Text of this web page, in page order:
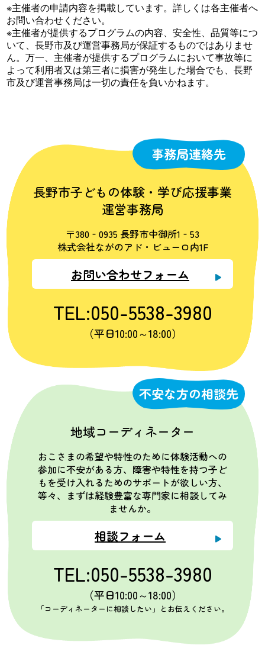
※主催者の申請内容を掲載しています。詳しくは各主催者へ
お問い合わせください。
※主催者が提供するプログラムの内容、安全性、品質等につ
いて、長野市及び運営事務局が保証するものではありませ
ん。万一、主催者が提供するプログラムにおいて事故等に
よって利用者又は第三者に損害が発生した場合でも、長野
市及び運営事務局は一切の責任を負いかねます。
事務局連絡先
長野市子どもの体験・学び応援事業
運営事務局
〒380‐0935 長野市中御所1‐53
株式会社ながのアド・ビューロ内1F
お問い合わせフォーム
TEL:050-5538-3980
（平日10:00～18:00）
不安な方の相談先
地域コーディネーター
おこさまの希望や特性のために体験活動への
参加に不安がある方、障害や特性を持つ子ど
もを受け入れるためのサポートが欲しい方、
等々、まずは経験豊富な専門家に相談してみ
ませんか。
相談フォーム
TEL:050-5538-3980
（平日10:00～18:00）
「コーディネーターに相談したい」とお伝えください。